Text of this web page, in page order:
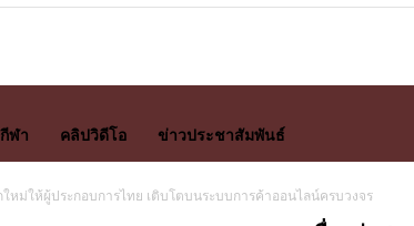
กีฬา คลิปวิดีโอ ข่าวประชาสัมพันธ์
หม่ให้ผู้ประกอบการไทย เติบโตบนระบบการค้าออนไลน์ครบวงจร